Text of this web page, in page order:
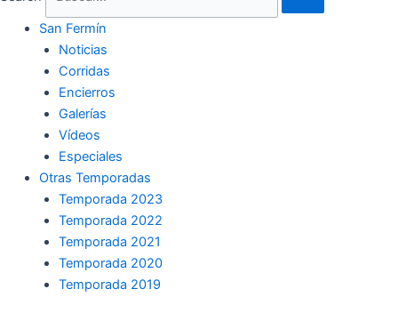
San Fermín
Noticias
Corridas
Encierros
Galerías
Vídeos
Especiales
Otras Temporadas
Temporada 2023
Temporada 2022
Temporada 2021
Temporada 2020
Temporada 2019